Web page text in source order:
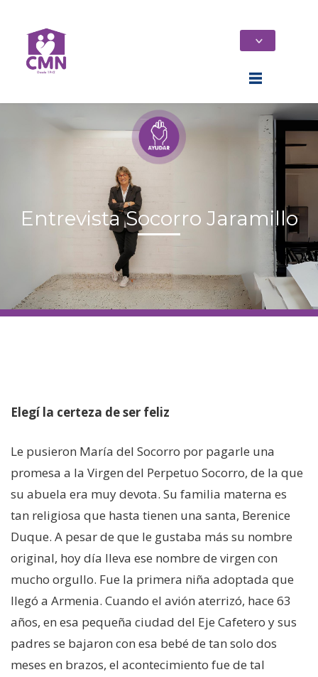
Quiénes Somos
Galería de Nuestra Casa
Raíces
Nuestros Colaboradores
Entérate
Historias
Entrevista Socorro Jaramillo
Elegí la certeza de ser feliz
Le pusieron María del Socorro por pagarle una
promesa a la Virgen del Perpetuo Socorro, de la que
su abuela era muy devota. Su familia materna es
tan religiosa que hasta tienen una santa, Berenice
Duque. A pesar de que le gustaba más su nombre
original, hoy día lleva ese nombre de virgen con
mucho orgullo. Fue la primera niña adoptada que
llegó a Armenia. Cuando el avión aterrizó, hace 63
años, en esa pequeña ciudad del Eje Cafetero y sus
padres se bajaron con esa bebé de tan solo dos
meses en brazos, el acontecimiento fue de tal